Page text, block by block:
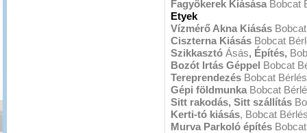
Fagyökerek Kiásása Bobcat
Etyek
Vízmérő Akna Kiásás
Ciszterna Kiásás Bobcat
Szikkasztó Ásás, Építés,
Bozót Irtás Géppel Bobcat
Tereprendezés Bobcat
Gépi földmunka Bobcat
Sitt rakodás, Sitt szállítás
Kerti-tó kiásás, Bobcat
Murva Parkoló építés